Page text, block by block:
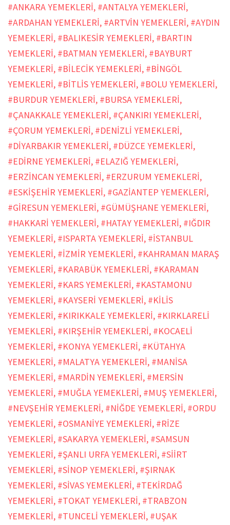
#ANKARA YEMEKLERİ, #ANTALYA YEMEKLERİ,
#ARDAHAN YEMEKLERİ, #ARTVİN YEMEKLERİ, #AYDIN
YEMEKLERİ, #BALIKESİR YEMEKLERİ, #BARTIN
YEMEKLERİ, #BATMAN YEMEKLERİ, #BAYBURT
YEMEKLERİ, #BİLECİK YEMEKLERİ, #BİNGÖL
YEMEKLERİ, #BİTLİS YEMEKLERİ, #BOLU YEMEKLERİ,
#BURDUR YEMEKLERİ, #BURSA YEMEKLERİ,
#ÇANAKKALE YEMEKLERİ, #ÇANKIRI YEMEKLERİ,
#ÇORUM YEMEKLERİ, #DENİZLİ YEMEKLERİ,
#DİYARBAKIR YEMEKLERİ, #DÜZCE YEMEKLERİ,
#EDİRNE YEMEKLERİ, #ELAZIĞ YEMEKLERİ,
#ERZİNCAN YEMEKLERİ, #ERZURUM YEMEKLERİ,
#ESKİŞEHİR YEMEKLERİ, #GAZİANTEP YEMEKLERİ,
#GİRESUN YEMEKLERİ, #GÜMÜŞHANE YEMEKLERİ,
#HAKKARİ YEMEKLERİ, #HATAY YEMEKLERİ, #IĞDIR
YEMEKLERİ, #ISPARTA YEMEKLERİ, #İSTANBUL
YEMEKLERİ, #İZMİR YEMEKLERİ, #KAHRAMAN MARAŞ
YEMEKLERİ, #KARABÜK YEMEKLERİ, #KARAMAN
YEMEKLERİ, #KARS YEMEKLERİ, #KASTAMONU
YEMEKLERİ, #KAYSERİ YEMEKLERİ, #KİLİS
YEMEKLERİ, #KIRIKKALE YEMEKLERİ, #KIRKLARELİ
YEMEKLERİ, #KIRŞEHİR YEMEKLERİ, #KOCAELİ
YEMEKLERİ, #KONYA YEMEKLERİ, #KÜTAHYA
YEMEKLERİ, #MALATYA YEMEKLERİ, #MANİSA
YEMEKLERİ, #MARDİN YEMEKLERİ, #MERSİN
YEMEKLERİ, #MUĞLA YEMEKLERİ, #MUŞ YEMEKLERİ,
#NEVŞEHİR YEMEKLERİ, #NİĞDE YEMEKLERİ, #ORDU
YEMEKLERİ, #OSMANİYE YEMEKLERİ, #RİZE
YEMEKLERİ, #SAKARYA YEMEKLERİ, #SAMSUN
YEMEKLERİ, #ŞANLI URFA YEMEKLERİ, #SİİRT
YEMEKLERİ, #SİNOP YEMEKLERİ, #ŞIRNAK
YEMEKLERİ, #SİVAS YEMEKLERİ, #TEKİRDAĞ
YEMEKLERİ, #TOKAT YEMEKLERİ, #TRABZON
YEMEKLERİ, #TUNCELİ YEMEKLERİ, #UŞAK